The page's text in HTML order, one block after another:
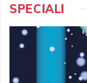
SPECIALI